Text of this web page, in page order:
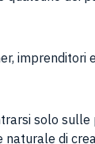
imprenditori
solo sulle
di